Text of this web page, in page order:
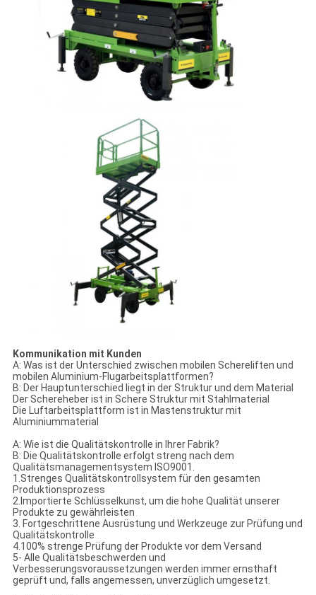
Kommunikation mit Kunden
A: Was ist der Unterschied zwischen mobilen Schereliften und
mobilen Aluminium-Flugarbeitsplattformen?
B: Der Hauptunterschied liegt in der Struktur und dem Material
Der Schereheber ist in Schere Struktur mit Stahlmaterial
Die Luftarbeitsplattform ist in Mastenstruktur mit
Aluminiummaterial
A: Wie ist die Qualitätskontrolle in Ihrer Fabrik?
B: Die Qualitätskontrolle erfolgt streng nach dem
Qualitätsmanagementsystem ISO9001.
1.Strenges Qualitätskontrollsystem für den gesamten
Produktionsprozess
2.Importierte Schlüsselkunst, um die hohe Qualität unserer
Produkte zu gewährleisten
3. Fortgeschrittene Ausrüstung und Werkzeuge zur Prüfung und
Qualitätskontrolle
4.100% strenge Prüfung der Produkte vor dem Versand
5- Alle Qualitätsbeschwerden und
Verbesserungsvoraussetzungen werden immer ernsthaft
geprüft und, falls angemessen, unverzüglich umgesetzt.